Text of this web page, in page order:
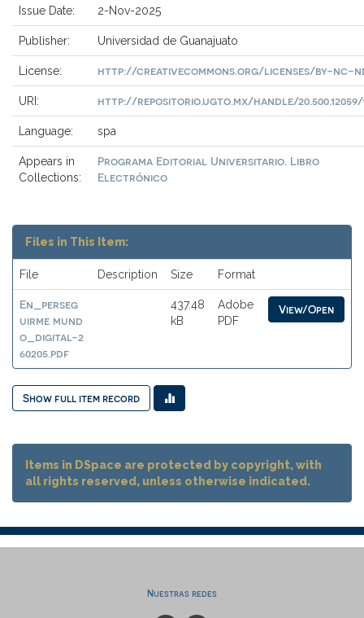
Issue Date: 2-Nov-2025
Publisher: Universidad de Guanajuato
License: http://creativecommons.org/licenses/by-nc-
URI: http://repositorio.ugto.mx/handle/20.500.12059/
Language: spa
Appears in
Collections:
Programa Editorial Universitario. Libro
Electrónico
Files in This Item:
File Description Size Format
En_perseg
uirme mund
o_digital-2
60205.pdf
437.48
kB
Adobe
PDF
View/Open
Show full item record
Items in DSpace are protected by copyright, with
all rights reserved, unless otherwise indicated.
Nuestras redes